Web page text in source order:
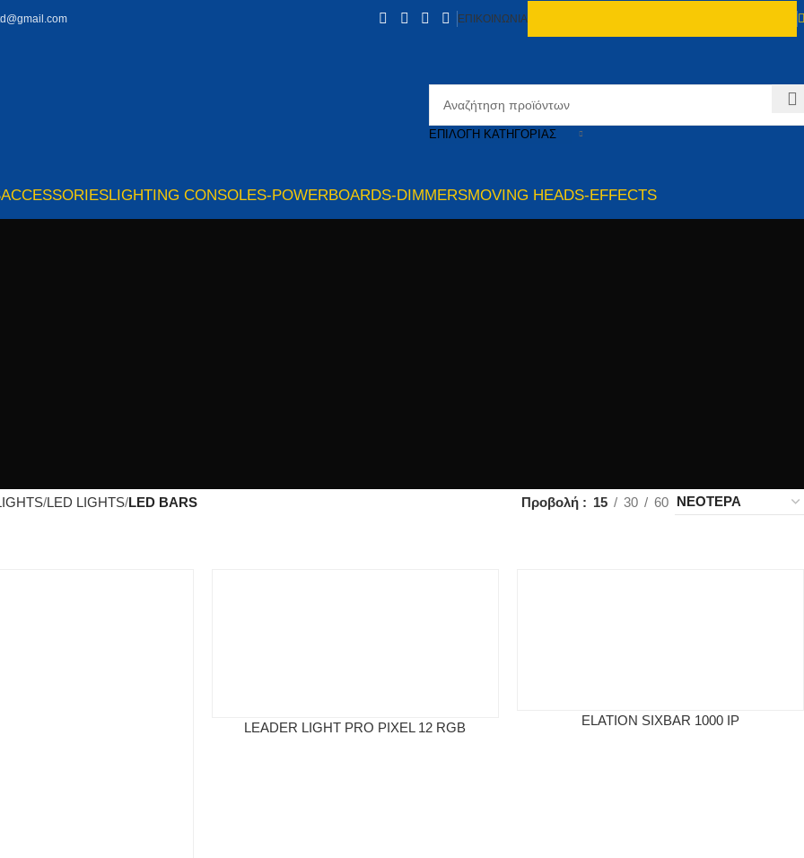
ΕΠΙΚΟΙΝΩΝΙΑ
ΕΠΙΛΟΓΉ ΚΑΤΗΓΟΡΊΑΣ
ACCESSORIESLIGHTING CONSOLES-POWERBOARDS-DIMMERSMOVING HEADS-EFFECTS
LED LIGHTS LED BARS Προβολή 15 30 60
LEADER LIGHT PRO PIXEL 12 RGB ELATION SIXBAR 1000 IP